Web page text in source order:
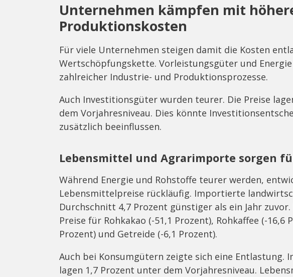
Unternehmen kämpfen mit
Produktionskosten
Für viele Unternehmen steigen damit die Kosten
Wertschöpfungskette. Vorleistungsgüter und
zahlreicher Industrie- und Produktionsprozesse.
Auch Investitionsgüter wurden teurer. Die Preise
dem Vorjahresniveau. Dies könnte
zusätzlich beeinflussen.
Lebensmittel und Agrarimporte sorgen
Während Energie und Rohstoffe teurer werden,
Lebensmittelpreise rückläufig. Importierte
Durchschnitt 4,7 Prozent günstiger als ein Jahr
Preise für Rohkakao (-51,1 Prozent), Rohkaffee (-16,6
Prozent) und Getreide (-6,1 Prozent).
Auch bei Konsumgütern zeigte sich eine
lagen 1,7 Prozent unter dem Vorjahresniveau.